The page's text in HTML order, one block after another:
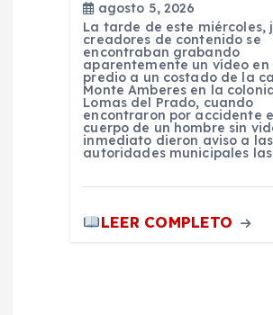
agosto 5, 2026
La tarde de este miércoles,
creadores de contenido se
encontraban grabando
aparentemente un vídeo en
predio a un costado de la
Monte Amberes en la
Lomas del Prado, cuando
encontraron por accidente
cuerpo de un hombre sin
inmediato dieron aviso a las
autoridades municipales
LEER COMPLETO